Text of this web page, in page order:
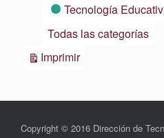
Tecnología
Todas las categorías
ImprimirVistas
Copyright © 2016 Dirección de